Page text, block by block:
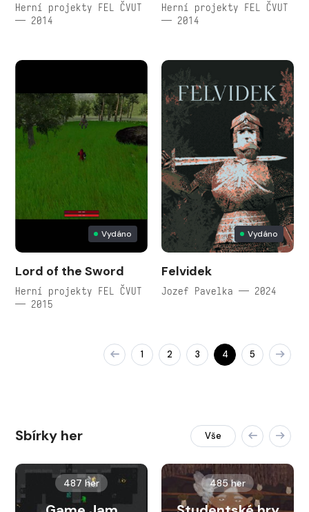
Herní projekty FEL ČVUT
— 2014
Herní projekty FEL ČVUT
— 2014
Vydáno
Lord of the Sword
Herní projekty FEL ČVUT
— 2015
Vydáno
Felvidek
Jozef Pavelka — 2024
1 2 3 4 5
Sbírky her Vše
487 her 485 her